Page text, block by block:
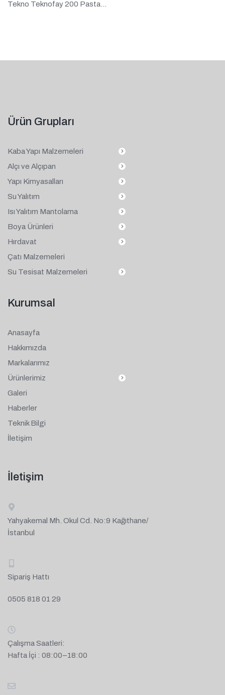
Tekno Teknofay 200 Pasta...
Ürün Grupları
Kaba Yapı Malzemeleri
Alçı ve Alçıpan
Yapı Kimyasalları
Su Yalıtım
Isı Yalıtım Mantolama
Boya Ürünleri
Hırdavat
Çatı Malzemeleri
Su Tesisat Malzemeleri
Kurumsal
Anasayfa
Hakkımızda
Markalarımız
Ürünlerimiz
Galeri
Haberler
Teknik Bilgi
İletişim
İletişim
Yahyakemal Mh. Okul Cd. No:9 Kağıthane/
İstanbul
Sipariş Hattı
0505 818 01 29
Çalışma Saatleri:
Hafta İçi : 08:00–18:00